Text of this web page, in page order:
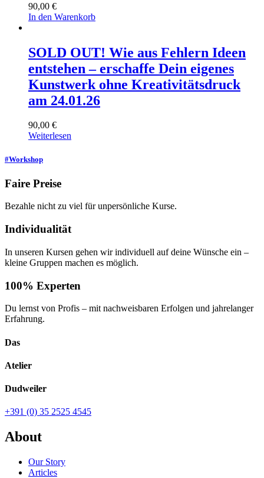
90,00 €
In den Warenkorb
SOLD OUT! Wie aus Fehlern Ideen
entstehen – erschaffe Dein eigenes
Kunstwerk ohne Kreativitätsdruck
am 24.01.26
90,00 €
Weiterlesen
#Workshop
Faire Preise
Bezahle nicht zu viel für unpersönliche Kurse.
Individualität
In unseren Kursen gehen wir individuell auf deine Wünsche ein –
kleine Gruppen machen es möglich.
100% Experten
Du lernst von Profis – mit nachweisbaren Erfolgen und jahrelanger
Erfahrung.
Das
Atelier
Dudweiler
+391 (0) 35 2525 4545
About
Our Story
Articles